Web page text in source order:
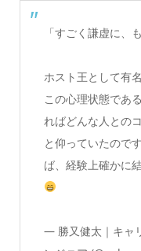
「すごく謙虚に、
ホスト王として有
この心理状態であ
ればどんな人との
と仰っていたので
ば、経験上確かに
— 勝又健太｜キャ